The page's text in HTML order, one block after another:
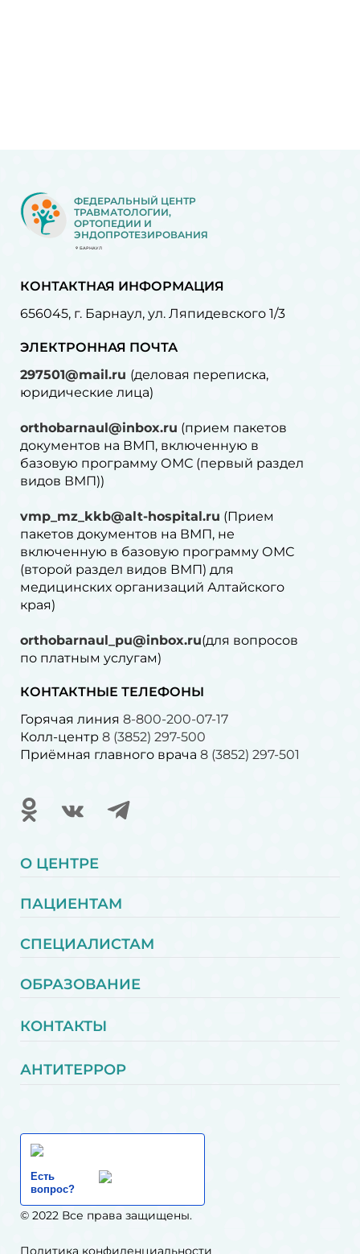
ФЕДЕРАЛЬНЫЙ ЦЕНТР
ТРАВМАТОЛОГИИ,
ОРТОПЕДИИ И
ЭНДОПРОТЕЗИРОВАНИЯ
БАРНАУЛ
КОНТАКТНАЯ ИНФОРМАЦИЯ
656045, г. Барнаул, ул. Ляпидевского 1/3
ЭЛЕКТРОННАЯ ПОЧТА
297501@mail.ru (деловая переписка,
юридические лица)
orthobarnaul@inbox.ru (прием пакетов
документов на ВМП, включенную в
базовую программу ОМС (первый раздел
видов ВМП))
vmp_mz_kkb@alt-hospital.ru (Прием
пакетов документов на ВМП, не
включенную в базовую программу ОМС
(второй раздел видов ВМП) для
медицинских организаций Алтайского
края)
orthobarnaul_pu@inbox.ru(для вопросов
по платным услугам)⁠
КОНТАКТНЫЕ ТЕЛЕФОНЫ
Горячая линия 8-800-200-07-17
Колл-центр 8 (3852) 297-500
Приёмная главного врача 8 (3852) 297-501
О ЦЕНТРЕ
ПАЦИЕНТАМ
СПЕЦИАЛИСТАМ
ОБРАЗОВАНИЕ
КОНТАКТЫ
АНТИТЕРРОР
Есть
вопрос?
© 2022 Все права защищены.